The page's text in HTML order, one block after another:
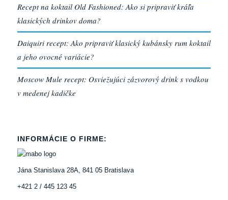
Recept na koktail Old Fashioned: Ako si pripraviť kráľa
klasických drinkov doma?
Daiquiri recept: Ako pripraviť klasický kubánsky rum koktail
a jeho ovocné variácie?
Moscow Mule recept: Osviežujúci zázvorový drink s vodkou
v medenej kadičke
INFORMÁCIE O FIRME:
Jána Stanislava 28A, 841 05 Bratislava
+421 2 / 445 123 45